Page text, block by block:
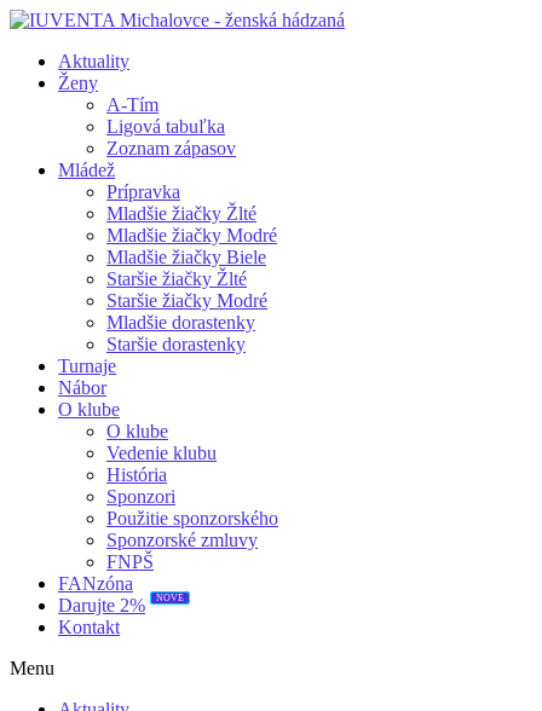
Aktuality
Ženy
A-Tím
Ligová tabuľka
Zoznam zápasov
Mládež
Prípravka
Mladšie žiačky Žlté
Mladšie žiačky Modré
Mladšie žiačky Biele
Staršie žiačky Žlté
Staršie žiačky Modré
Mladšie dorastenky
Staršie dorastenky
Turnaje
Nábor
O klube
O klube
Vedenie klubu
História
Sponzori
Použitie sponzorského
Sponzorské zmluvy
FNPŠ
FANzóna
Darujte 2%
NOVÉ
Kontakt
Menu